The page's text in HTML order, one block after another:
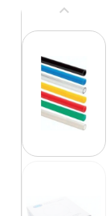
Poprzednikeyboard_arrow_left